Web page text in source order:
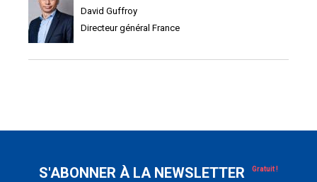
David Guffroy
Directeur général France
S'ABONNER À LA NEWSLETTER